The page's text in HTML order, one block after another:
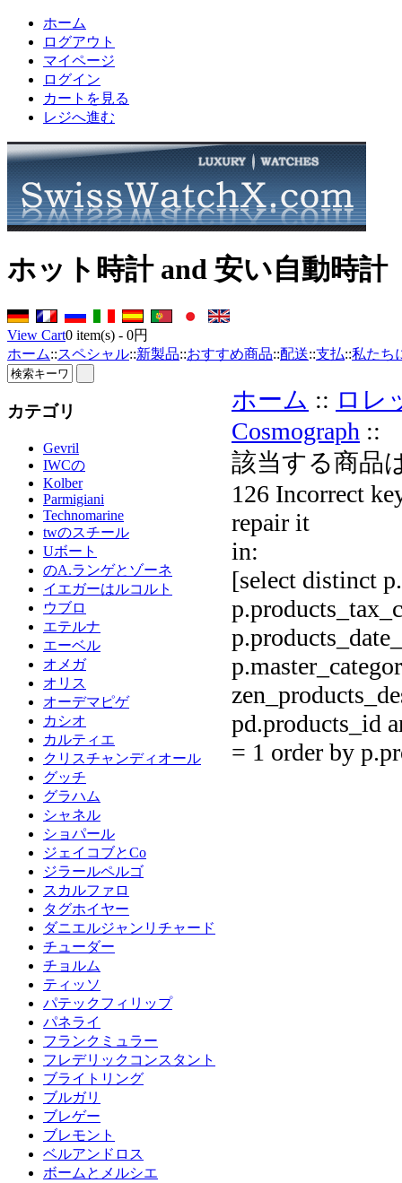
ホーム
ログアウト
マイページ
ログイン
カートを見る
レジへ進む
ホット時計 and 安い自動時計
View Cart0 item(s) - 0円
ホーム::スペシャル::新製品::おすすめ商品::配送::支払::私たち
カテゴリ
Gevril
IWCの
Kolber
Parmigiani
Technomarine
twのスチール
Uボート
のA.ランゲとゾーネ
イエガーはルコルト
ウブロ
エテルナ
エーベル
オメガ
オリス
オーデマピゲ
カシオ
カルティエ
クリスチャンディオール
グッチ
グラハム
シャネル
ショパール
ジェイコブとCo
ジラールペルゴ
スカルファロ
タグホイヤー
ダニエルジャンリチャード
チューダー
チョルム
ティッソ
パテックフィリップ
パネライ
フランクミュラー
フレデリックコンスタント
ブライトリング
ブルガリ
ブレゲー
ブレモント
ベルアンドロス
ボームとメルシエ
ホーム :: ロレ
Cosmograph ::
該当する商品
126 Incorrect
repair it
in:
[select distinct
pd.products_id
= 1 order by